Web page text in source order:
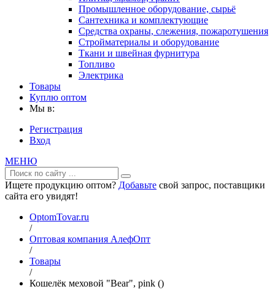
Промышленное оборудование, сырьё
Сантехника и комплектующие
Средства охраны, слежения, пожаротушения
Стройматериалы и оборудование
Ткани и швейная фурнитура
Топливо
Электрика
Товары
Куплю оптом
Мы в:
Регистрация
Вход
МЕНЮ
Ищете продукцию оптом? Добавьте свой запрос, поставщики
сайта его увидят!
OptomTovar.ru
/
Оптовая компания АлефОпт
/
Товары
/
Кошелёк меховой "Bear", pink ()